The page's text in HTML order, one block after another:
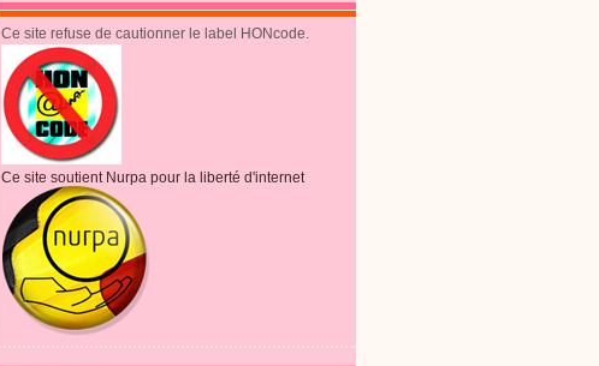
Ce site refuse de cautionner le label HONcode.
Ce site soutient Nurpa pour la liberté d'internet